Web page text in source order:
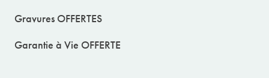
Gravures OFFERTES
Garantie à Vie OFFERTE